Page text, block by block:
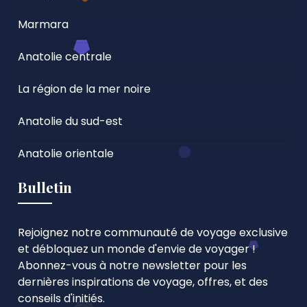
Marmara
Anatolie centrale
La région de la mer noire
Anatolie du sud-est
Anatolie orientale
Bulletin
Rejoignez notre communauté de voyage exclusive
et débloquez un monde d'envie de voyager !
Abonnez-vous à notre newsletter pour les
dernières inspirations de voyage, offres, et des
conseils d'initiés.